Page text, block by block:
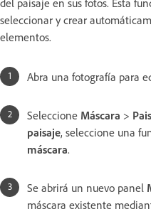
del paisaje en sus fotos. Esta
seleccionar y crear
elementos.
Abra una fotografía para
Seleccione Máscara >
paisaje, seleccione una
máscara.
Se abrirá un nuevo panel
máscara existente